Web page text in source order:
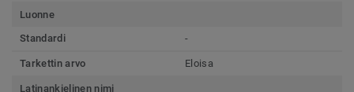
Luonne
Standardi
-
Tarkettin arvo Eloisa
Latinankielinen nimi